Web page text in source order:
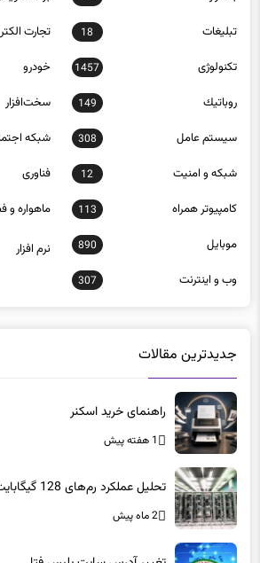
تبلیغات 18 تجارت
تکنولوژی 1457 خودرو
روباتيك 149 سخت‌افزار
سيستم عامل 308 شبكه
شبكه و امنيت 12 فناوری
كامپيوتر همراه 113 ماهواره و
موبايل 890 نرم افزار
وب و اينترنت 307
جدیدترین مقالات
راهنمای خرید اسکنر
1 هفته پیش
تحلیل عملکرد رم‌های 128 گیگابایت در بارهای سنگین
2 ماه پیش